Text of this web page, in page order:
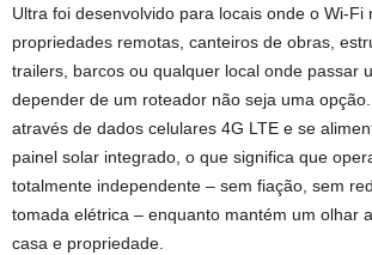
Ultra foi desenvolvido para locais onde o Wi-Fi
propriedades remotas, canteiros de obras,
trailers, barcos ou qualquer local onde passar
depender de um roteador não seja uma
através de dados celulares 4G LTE e se
painel solar integrado, o que significa que
totalmente independente – sem fiação, sem
tomada elétrica – enquanto mantém um olhar
casa e propriedade.